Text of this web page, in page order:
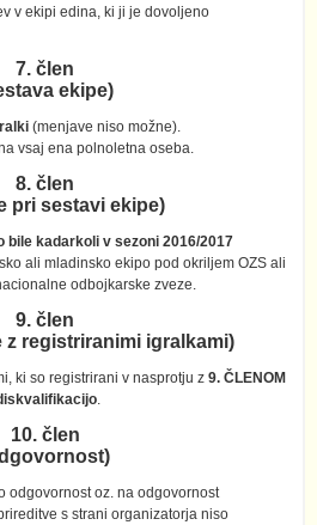
v ekipi edina, ki ji je dovoljeno
7. člen
ekipe)
(menjave niso možne).
vsaj ena polnoletna oseba.
8. člen
pri sestavi ekipe)
bile kadarkoli v sezoni 2016/2017
ali mladinsko ekipo pod okriljem OZS ali
odbojkarske zveze.
9. člen
z registriranimi igralkami)
ki so registrirani v nasprotju z 9. ČLENOM
10. člen
odgovornost oz. na odgovornost
s strani organizatorja niso